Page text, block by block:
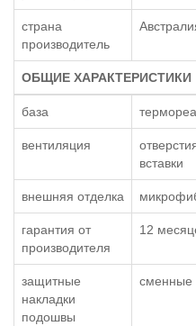
страна
производитель
ОБЩИЕ ХАРАКТЕРИСТИКИ
база
вентиляция
вставки
внешняя отделка
гарантия от
производителя
12
защитные
накладки
подошвы
сменные